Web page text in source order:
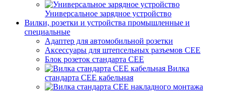
Универсальное зарядное устройство
Вилки, розетки и устройства промышленные и
специальные
Адаптер для автомобильной розетки
Аксессуары для штепсельных разъемов CEE
Блок розеток стандарта CEE
Вилка
стандарта CEE кабельная